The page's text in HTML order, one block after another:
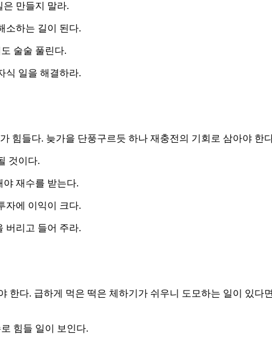
은 만들지 말라.
소하는 길이 된다.
술술 풀린다.
식 일을 해결하라.
힘들다. 늦가을 단풍구르듯 하나 재충전의 기회로 삼아야 한
것이다.
재수를 받는다.
자에 이익이 크다.
버리고 들어 주라.
한다. 급하게 먹은 떡은 체하기가 쉬우니 도모하는 일이 있다
힘들 일이 보인다.